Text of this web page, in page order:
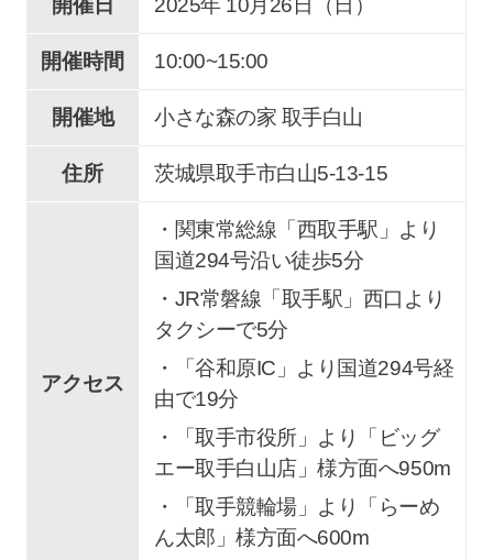
開催時間 10:00~15:00
開催地 小さな森の家 取手白山
住所 茨城県取手市白山5-13-15
アクセス
・関東常総線「西取手駅」より
国道294号沿い徒歩5分
・JR常磐線「取手駅」西口より
タクシーで5分
・「谷和原IC」より国道294号経
由で19分
・「取手市役所」より「ビッグ
エー取手白山店」様方面へ950m
・「取手競輪場」より「らーめ
ん太郎」様方面へ600m